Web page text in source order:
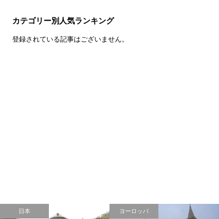
カテゴリー別人気ランキング
登録されている記事はございません。
日本 ヨーロッパ